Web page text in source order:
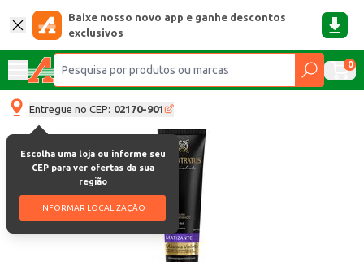
Baixe nosso novo app e ganhe descontos
exclusivos
0
Entregue no CEP: 02170-901
Escolha uma loja ou informe seu
CEP para ver ofertas da sua
região
INFORMAR LOCALIZAÇÃO